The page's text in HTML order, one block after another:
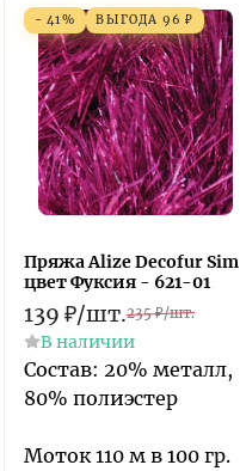
- 41% ВЫГОДА 96 ₽
Пряжа Alize Decofur Sim
цвет Фуксия - 621-01
139 ₽/шт.235 ₽/шт.
В наличии
Состав: 20% металл,
80% полиэстер
Моток 110 м в 100 гр.